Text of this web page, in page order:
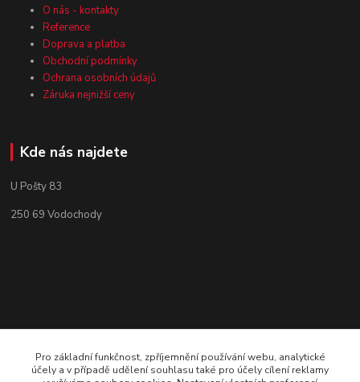
O nás - kontakty
Reference
Doprava a platba
Obchodní podmínky
Ochrana osobních údajů
Záruka nejnižší ceny
Kde nás najdete
U Pošty 83
250 69 Vodochody
Pro základní funkčnost, zpříjemnění používání webu, analytické
účely a v případě udělení souhlasu také pro účely cílení reklamy